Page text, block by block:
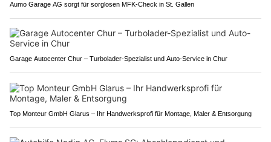
Aumo Garage AG sorgt für sorglosen MFK-Check in St. Gallen
Garage Autocenter Chur – Turbolader-Spezialist und Auto-Service in Chur
Top Monteur GmbH Glarus – Ihr Handwerksprofi für Montage, Maler & Entsorgung